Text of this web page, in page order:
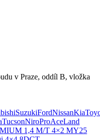
v Praze, oddíl B, vložka
SuzukiFordNissanKia
TucsonNiroProAceLand
1,4 M/T 4×2 MY25